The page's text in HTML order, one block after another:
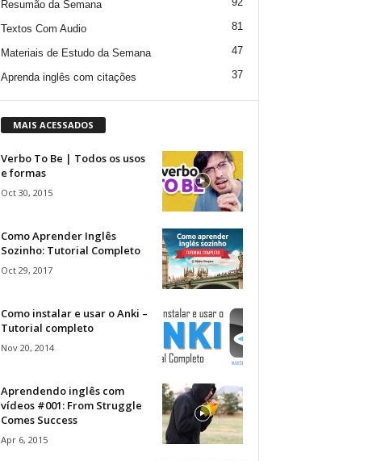
Resumão da Semana
Textos Com Audio 81
Materiais de Estudo da Semana 47
Aprenda inglês com citações 37
MAIS ACESSADOS
Verbo To Be | Todos os usos
e formas
Oct 30, 2015
Como Aprender Inglês
Sozinho: Tutorial Completo
Oct 29, 2017
Como instalar e usar o Anki –
Tutorial completo
Nov 20, 2014
Aprendendo inglês com
vídeos #001: From Struggle
Comes Success
Apr 6, 2015